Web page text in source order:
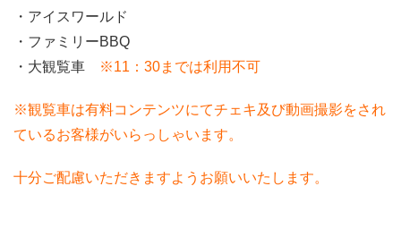
・アイスワールド
・ファミリーBBQ
・大観覧車
※11：30までは利用不可
※観覧車は有料コンテンツにてチェキ及び動画撮影をされ
ているお客様がいらっしゃいます。
十分ご配慮いただきますようお願いいたします。